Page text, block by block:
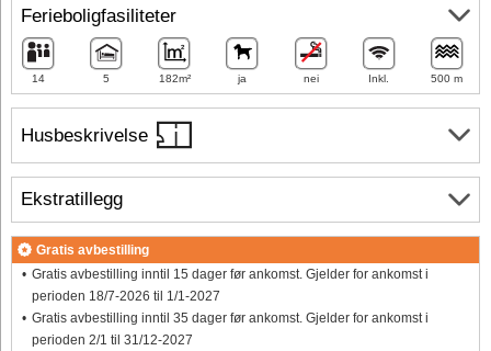
Husbeskrivelse
Ferieboligfasiliteter
14 5 182m² ja nei Inkl. 500 m
Ekstratillegg
Gratis avbestilling
Gratis avbestilling inntil 15 dager før ankomst. Gjelder for ankomst i
perioden 18/7-2026 til 1/1-2027
Gratis avbestilling inntil 35 dager før ankomst. Gjelder for ankomst i
perioden 2/1 til 31/12-2027